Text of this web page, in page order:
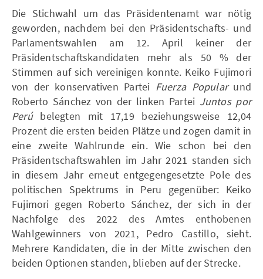
Die Stichwahl um das Präsidentenamt war nötig
geworden, nachdem bei den Präsidentschafts- und
Parlamentswahlen am 12. April keiner der
Präsidentschaftskandidaten mehr als 50 % der
Stimmen auf sich vereinigen konnte. Keiko Fujimori
von der konservativen Partei Fuerza Popularund
Roberto Sánchez von der linken Partei Juntos por
Perúbelegten mit 17,19 beziehungsweise 12,04
Prozent die ersten beiden Plätze und zogen damit in
eine zweite Wahlrunde ein. Wie schon bei den
Präsidentschaftswahlen im Jahr 2021 standen sich
in diesem Jahr erneut entgegengesetzte Pole des
politischen Spektrums in Peru gegenüber: Keiko
Fujimori gegen Roberto Sánchez, der sich in der
Nachfolge des 2022 des Amtes enthobenen
Wahlgewinners von 2021, Pedro Castillo, sieht.
Mehrere Kandidaten, die in der Mitte zwischen den
beiden Optionen standen, blieben auf der Strecke.